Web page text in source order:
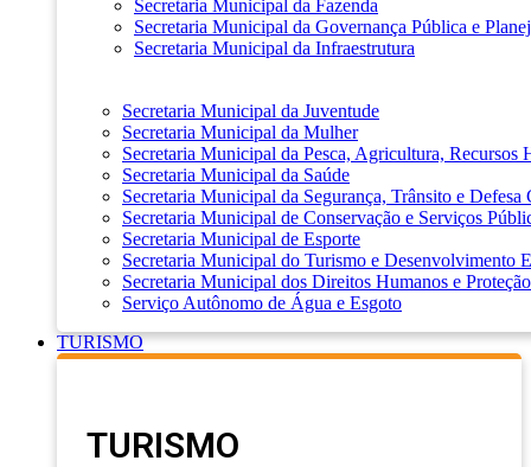
Secretaria Municipal da Fazenda
Secretaria Municipal da Governança Pública e
Secretaria Municipal da Infraestrutura
Secretaria Municipal da Juventude
Secretaria Municipal da Mulher
Secretaria Municipal da Pesca, Agricultura, Recursos
Secretaria Municipal da Saúde
Secretaria Municipal da Segurança, Trânsito e Defesa
Secretaria Municipal de Conservação e Serviços
Secretaria Municipal de Esporte
Secretaria Municipal do Turismo e Desenvolvimento
Secretaria Municipal dos Direitos Humanos e
Serviço Autônomo de Água e Esgoto
TURISMO
TURISMO